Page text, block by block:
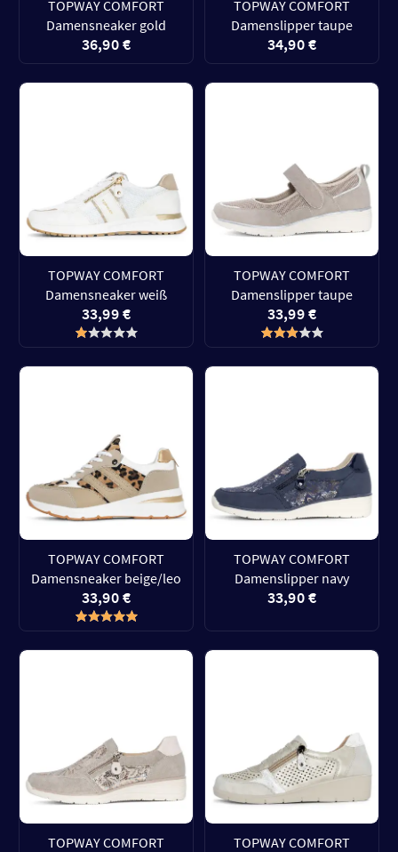
TOPWAY COMFORT
Damensneaker gold
36,90 €
TOPWAY COMFORT
Damenslipper taupe
34,90 €
TOPWAY COMFORT
Damensneaker weiß
33,99 €
TOPWAY COMFORT
Damenslipper taupe
33,99 €
TOPWAY COMFORT
Damensneaker beige/leo
33,90 €
TOPWAY COMFORT
Damenslipper navy
33,90 €
TOPWAY COMFORT
TOPWAY COMFORT